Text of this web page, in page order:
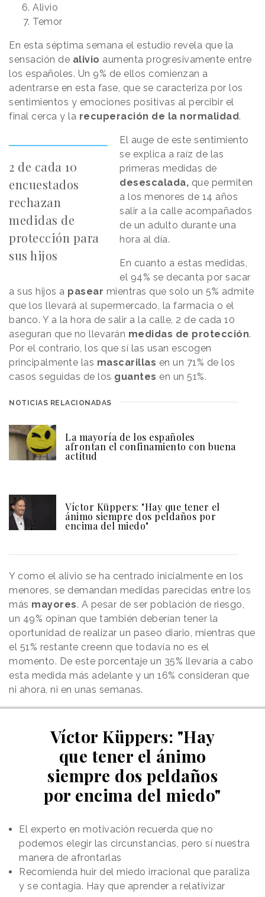
Alivio
Temor
En esta séptima semana el estudio revela que la
sensación de alivio aumenta progresivamente entre
los españoles. Un 9% de ellos comienzan a
adentrarse en esta fase, que se caracteriza por los
sentimientos y emociones positivas al percibir el
final cerca y la recuperación de la normalidad.
2 de cada 10
encuestados
rechazan
medidas de
protección para
sus hijos
El auge de este sentimiento
se explica a raíz de las
primeras medidas de
desescalada, que permiten
a los menores de 14 años
salir a la calle acompañados
de un adulto durante una
hora al día.
En cuanto a estas medidas,
el 94% se decanta por sacar
a sus hijos a pasear mientras que solo un 5% admite
que los llevará al supermercado, la farmacia o el
banco. Y a la hora de salir a la calle, 2 de cada 10
aseguran que no llevarán medidas de protección.
Por el contrario, los que sí las usan escogen
principalmente las mascarillas en un 71% de los
casos seguidas de los guantes en un 51%.
NOTICIAS RELACIONADAS
La mayoría de los españoles
afrontan el confinamiento con buena
actitud
Víctor Küppers: "Hay que tener el
ánimo siempre dos peldaños por
encima del miedo"
Y como el alivio se ha centrado inicialmente en los
menores, se demandan medidas parecidas entre los
más mayores. A pesar de ser población de riesgo,
un 49% opinan que también deberían tener la
oportunidad de realizar un paseo diario, mientras que
el 51% restante creenn que todavía no es el
momento. De este porcentaje un 35% llevaría a cabo
esta medida más adelante y un 16% consideran que
ni ahora, ni en unas semanas.
Víctor Küppers: "Hay
que tener el ánimo
siempre dos peldaños
por encima del miedo"
El experto en motivación recuerda que no
podemos elegir las circunstancias, pero sí nuestra
manera de afrontarlas
Recomienda huir del miedo irracional que paraliza
y se contagia. Hay que aprender a relativizar